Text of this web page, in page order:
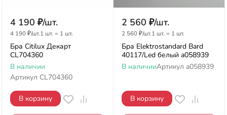
4 190 ₽/шт.
4 190₽/шт.1 шт. = 1 шт.
Бра Citilux Декарт
CL704360
В наличии
Артикул CL704360
В корзину
2 560 ₽/шт.
2 560₽/шт.1 шт. = 1 шт.
Бра Elektrostandard Bard
40117/Led белый a058939
В наличииАртикул a058939
В корзину